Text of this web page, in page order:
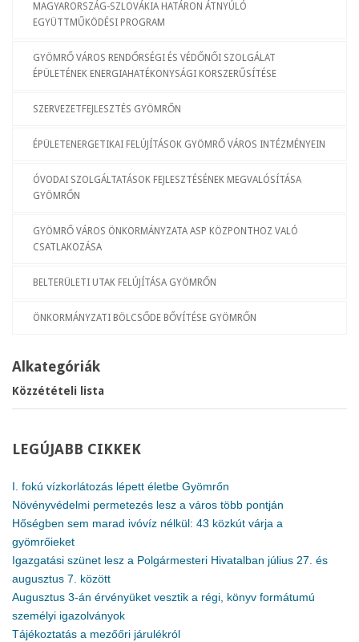
MAGYARORSZÁG-SZLOVÁKIA HATÁRON ÁTNYÚLÓ
EGYÜTTMŰKÖDÉSI PROGRAM
GYÖMRŐ VÁROS RENDŐRSÉGI ÉS VÉDŐNŐI SZOLGÁLAT
ÉPÜLETÉNEK ENERGIAHATÉKONYSÁGI KORSZERŰSÍTÉSE
SZERVEZETFEJLESZTÉS GYÖMRŐN
ÉPÜLETENERGETIKAI FELÚJÍTÁSOK GYÖMRŐ VÁROS INTÉZMÉNYEIN
ÓVODAI SZOLGÁLTATÁSOK FEJLESZTÉSÉNEK MEGVALÓSÍTÁSA
GYÖMRŐN
GYÖMRŐ VÁROS ÖNKORMÁNYZATA ASP KÖZPONTHOZ VALÓ
CSATLAKOZÁSA
BELTERÜLETI UTAK FELÚJÍTÁSA GYÖMRŐN
ÖNKORMÁNYZATI BÖLCSŐDE BŐVÍTÉSE GYÖMRŐN
Alkategóriák
Közzétételi lista
LEGÚJABB CIKKEK
I. fokú vízkorlátozás lépett életbe Gyömrőn
Növényvédelmi permetezés lesz a város több pontján
Hőségben sem marad ivóvíz nélkül: 43 közkút várja a
gyömrőieket
Igazgatási szünet lesz a Polgármesteri Hivatalban július 27. és
augusztus 7. között
Augusztus 3-án érvényüket vesztik a régi, könyv formátumú
személyi igazolványok
Tájékoztatás a mezőőri járulékról